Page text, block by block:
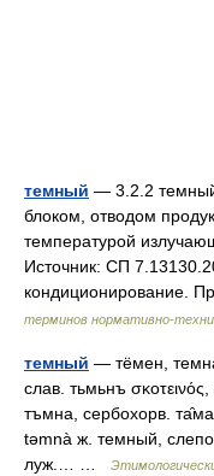
темный — 3.2.2
блоком, отводом
температурой
Источник: СП
кондиционирование.
терминов нормативно-
темный — тёмен,
слав. тьмьнъ
тъмна, сербохорв.
tǝmnà ж. темный,
луж.… …